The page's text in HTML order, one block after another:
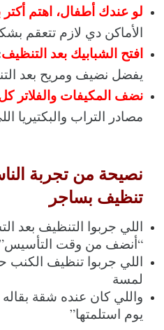
لو عندك أطفال، اهتم
الأماكن دي لازم تتعقم
افتح الشبابيك بعد التنظيف
يفضل نضيف ومريح بعد
نضف المكيفات والفلاتر
مصادر التراب والبكتيريا
تنظيف بساجر
“أنضف من وقت
لمسة
يوم استلمتها”